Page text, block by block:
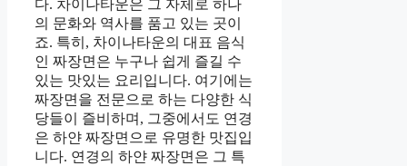
다. 차이나타운은 그 자체로 하나
의 문화와 역사를 품고 있는 곳이
죠. 특히, 차이나타운의 대표 음식
인 짜장면은 누구나 쉽게 즐길 수
있는 맛있는 요리입니다. 여기에는
짜장면을 전문으로 하는 다양한 식
당들이 즐비하며, 그중에서도 연경
은 하얀 짜장면으로 유명한 맛집입
니다. 연경의 하얀 짜장면은 그 특